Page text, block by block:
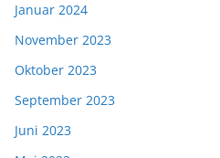
Januar 2024
November 2023
Oktober 2023
September 2023
Juni 2023